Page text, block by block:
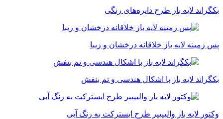
بکگراند لایه باز طرح دایره‌های رنگی
پس زمینه لایه باز خلاقانه درخشان و زیبا
بکگراند لایه باز با اشکال هندسی و تم بنفش
وکتور لایه باز والیپیپر طرح ابسترکت به رنگ آبی